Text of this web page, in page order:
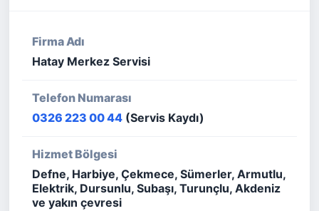
Firma Adı
Hatay Merkez Servisi
Telefon Numarası
0326 223 00 44 (Servis Kaydı)
Hizmet Bölgesi
Defne, Harbiye, Çekmece, Sümerler, Armutlu,
Elektrik, Dursunlu, Subaşı, Turunçlu, Akdeniz
ve yakın çevresi